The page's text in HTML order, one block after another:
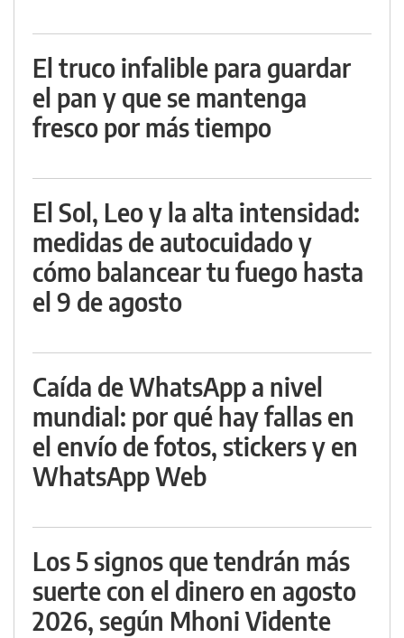
El truco infalible para guardar
el pan y que se mantenga
fresco por más tiempo
El Sol, Leo y la alta intensidad:
medidas de autocuidado y
cómo balancear tu fuego hasta
el 9 de agosto
Caída de WhatsApp a nivel
mundial: por qué hay fallas en
el envío de fotos, stickers y en
WhatsApp Web
Los 5 signos que tendrán más
suerte con el dinero en agosto
2026, según Mhoni Vidente